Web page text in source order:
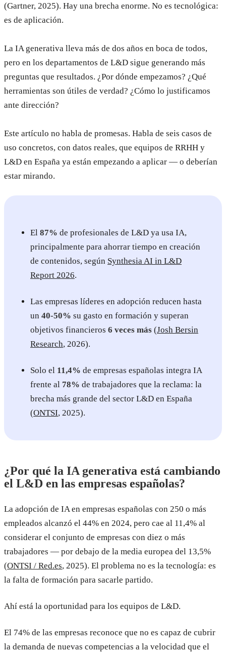
(Gartner, 2025). Hay una brecha enorme. No es tecnológica:
es de aplicación.
La IA generativa lleva más de dos años en boca de todos,
pero en los departamentos de L&D sigue generando más
preguntas que resultados. ¿Por dónde empezamos? ¿Qué
herramientas son útiles de verdad? ¿Cómo lo justificamos
ante dirección?
Este artículo no habla de promesas. Habla de seis casos de
uso concretos, con datos reales, que equipos de RRHH y
L&D en España ya están empezando a aplicar — o deberían
estar mirando.
El 87% de profesionales de L&D ya usa IA,
principalmente para ahorrar tiempo en creación
de contenidos, según Synthesia AI in L&D
Report 2026.
Las empresas líderes en adopción reducen hasta
un 40-50% su gasto en formación y superan
objetivos financieros 6 veces más (Josh Bersin
Research, 2026).
Solo el 11,4% de empresas españolas integra IA
frente al 78% de trabajadores que la reclama: la
brecha más grande del sector L&D en España
(ONTSI, 2025).
¿Por qué la IA generativa está cambiando
el L&D en las empresas españolas?
La adopción de IA en empresas españolas con 250 o más
empleados alcanzó el 44% en 2024, pero cae al 11,4% al
considerar el conjunto de empresas con diez o más
trabajadores — por debajo de la media europea del 13,5%
(ONTSI / Red.es, 2025). El problema no es la tecnología: es
la falta de formación para sacarle partido.
Ahí está la oportunidad para los equipos de L&D.
El 74% de las empresas reconoce que no es capaz de cubrir
la demanda de nuevas competencias a la velocidad que el